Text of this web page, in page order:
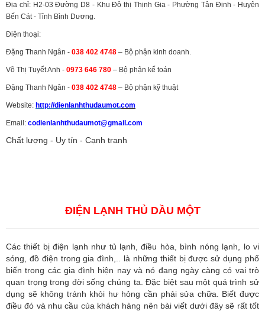
Địa chỉ: H2-03 Đường D8 - Khu Đô thị Thịnh Gia - Phường Tân Định - Huyện
Bến Cát - Tỉnh Bình Dương.
Điện thoại:
Đặng Thanh Ngân - 038 402 4748 – Bộ phận kinh doanh.
Võ Thị Tuyết Anh - 0973 646 780 – Bộ phận kế toán
Đặng Thanh Ngân - 038 402 4748 – Bộ phận kỹ thuật
Website: http://dienlanhthudaumot.com
Email: codienlanhthudaumot@gmail.com
Chất lượng - Uy tín - Cạnh tranh
ĐIỆN LẠNH THỦ DẦU MỘT
Các thiết bị điện lạnh như tủ lạnh, điều hòa, bình nóng lạnh, lo vi
sóng, đồ điện trong gia đình,.. là những thiết bị được sử dụng phổ
biến trong các gia đình hiện nay và nó đang ngày càng có vai trò
quan trọng trong đời sống chúng ta. Đặc biệt sau một quá trình sử
dụng sẽ không tránh khỏi hư hỏng cần phải sửa chữa. Biết được
điều đó và nhu cầu của khách hàng nên bài viết dưới đây sẽ rất tốt